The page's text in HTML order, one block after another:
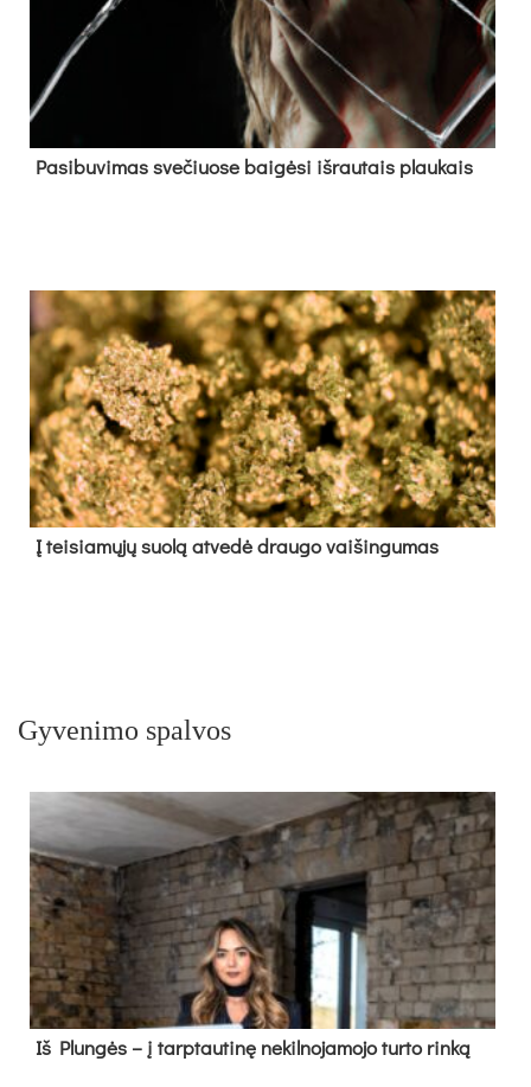
Pa­si­bu­vi­mas sve­čiuo­se bai­gė­si iš­rau­tais plau­kais
Į tei­sia­mų­jų suo­lą at­ve­dė drau­go vai­šin­gu­mas
Gyvenimo spalvos
Iš Plungės – į tarptautinę nekilnojamojo turto rinką